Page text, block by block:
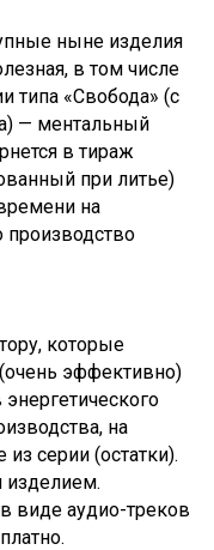
ныне изделия
в том числе
типа «Свобода» (с
— ментальный
в тираж
при литье)
на
производство
которые
эффективно)
на
серии (остатки).
изделием.
виде аудио-треков